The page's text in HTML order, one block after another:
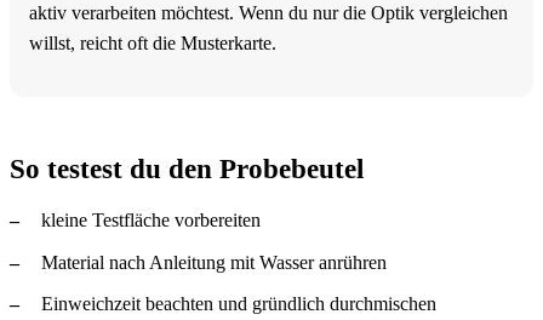
aktiv verarbeiten möchtest. Wenn du nur die Optik vergleichen
willst, reicht oft die Musterkarte.
So testest du den Probebeutel
kleine Testfläche vorbereiten
Material nach Anleitung mit Wasser anrühren
Einweichzeit beachten und gründlich durchmischen